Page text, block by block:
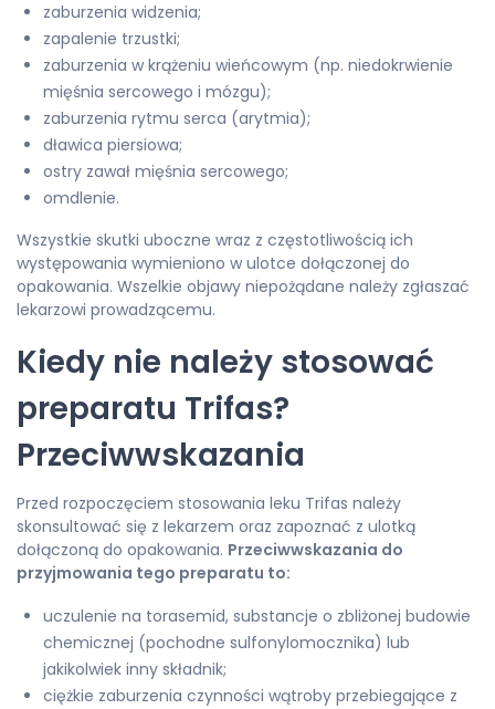
zaburzenia widzenia;
zapalenie trzustki;
zaburzenia w krążeniu wieńcowym (np. niedokrwienie
mięśnia sercowego i mózgu);
zaburzenia rytmu serca (arytmia);
dławica piersiowa;
ostry zawał mięśnia sercowego;
omdlenie.
Wszystkie skutki uboczne wraz z częstotliwością ich
występowania wymieniono w ulotce dołączonej do
opakowania. Wszelkie objawy niepożądane należy zgłaszać
lekarzowi prowadzącemu.
Kiedy nie należy stosować
preparatu Trifas?
Przeciwwskazania
Przed rozpoczęciem stosowania leku Trifas należy
skonsultować się z lekarzem oraz zapoznać z ulotką
dołączoną do opakowania. Przeciwwskazania do
przyjmowania tego preparatu to:
uczulenie na torasemid, substancje o zbliżonej budowie
chemicznej (pochodne sulfonylomocznika) lub
jakikolwiek inny składnik;
ciężkie zaburzenia czynności wątroby przebiegające z